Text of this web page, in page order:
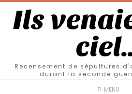
Ils
Recensement de sépultures
durant la seconde
MENU